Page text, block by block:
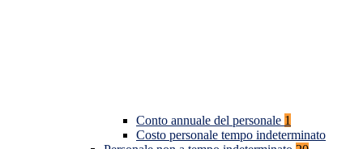
Conto annuale del personale 1
Costo personale tempo indeterminato